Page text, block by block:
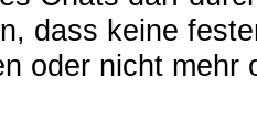
dass keine
oder nicht mehr